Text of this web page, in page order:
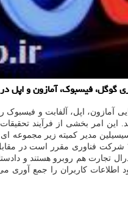
این امر بخشی از فرآیند
مدیر کمیته زیر مجموعه
تحقیقات ضروری می باشد. در اوایل ماه جاری
تجارت هم روبرو هستند و
کاربران را جمع آوری